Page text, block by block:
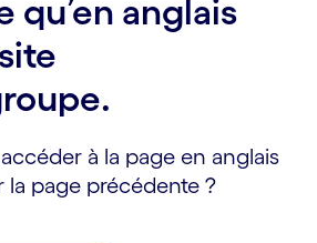
qu’en anglais
à la page en anglais
page précédente ?